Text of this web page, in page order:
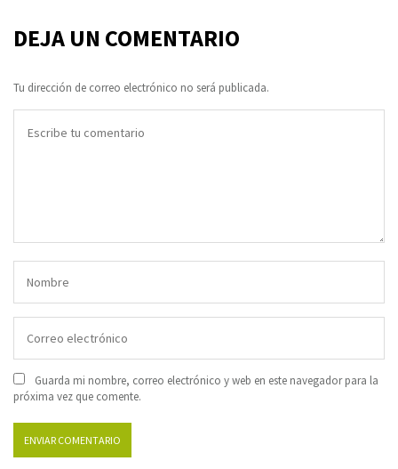
DEJA UN COMENTARIO
Tu dirección de correo electrónico no será publicada.
Guarda mi nombre, correo electrónico y web en este navegador para la
próxima vez que comente.